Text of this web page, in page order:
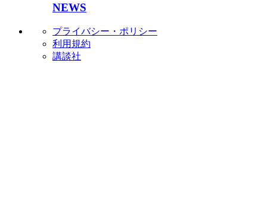
NEWS
プライバシー・ポリシー
利用規約
講談社